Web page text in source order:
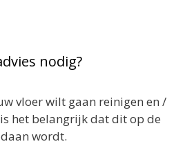
nodig?
vloer wilt gaan reinigen en /
het belangrijk dat dit op de
wordt.